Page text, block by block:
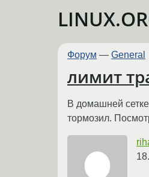
Форум — General
лимит
В домашней
тормозил.